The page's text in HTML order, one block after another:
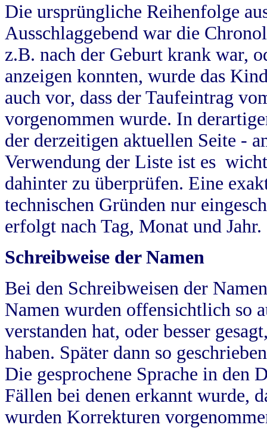
Die ursprüngliche Reihenfolge
Ausschlaggebend war die
z.B. nach der Geburt krank war,
anzeigen konnten, wurde das
auch vor, dass der Taufeintrag
vorgenommen wurde. In
der derzeitigen aktuellen Seite -
Verwendung der Liste ist es
dahinter zu überprüfen. Eine
technischen Gründen nur
erfolgt nach Tag, Monat und Jahr.
Schreibweise der Namen
Bei den Schreibweisen der
Namen wurden offensichtlich so
verstanden hat, oder besser
haben. Später dann so
Die gesprochene Sprache in
Fällen bei denen erkannt wurde,
wurden Korrekturen